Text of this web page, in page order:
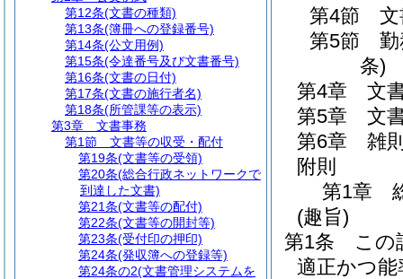
第4節
第5節
条)
第4章
文
第5章
文
第6章
雑
附則
第1章
(趣旨)
第1条
この
適正かつ
第12条(文書の種類)
第13条(簿冊への登録番号)
第14条(公文用例)
第15条(令達番号及び文書番号)
第16条(文書の日付)
第17条(文書の施行者名)
第18条(所管課等の表示)
第3章
文書事務
第1節
文書等の収受・配付
第19条(文書等の受領)
第20条(総合行政ネットワークで
到達した文書)
第21条(文書等の配付)
第22条(文書等の開封等)
第23条(受付印の押印)
第24条(発収簿への登録等)
第24条の2(文書管理システムを